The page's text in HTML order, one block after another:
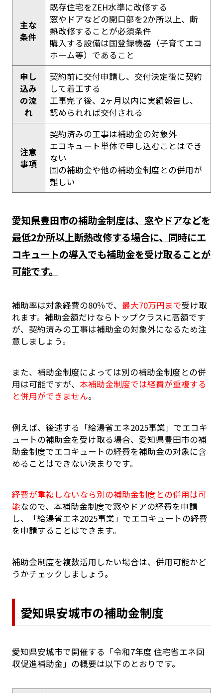
主な
条件
既存住宅をZEH水準に改修する
窓やドアなどの開口部を2か所以上、断
熱改修することが必須条件
購入する設備は国登録機器（子育てエコ
ホーム等）であること
申し
込み
の流
れ
契約前に交付申請し、交付決定後に契約
して着工する
工事完了後、2ヶ月以内に実績報告し、
認められれば交付される
注意
事項
契約済みの工事は補助金の対象外
エコキュート単体で申し込むことはでき
ない
国の補助金や他の補助金制度との併用が
難しい
愛知県豊田市の補助金制度は、窓やドアなどを
最低2か所以上断熱改修する場合に、同時にエ
コキュートの導入でも補助金を受け取ることが
可能です。
補助率は対象経費の80％で、 最大70万円まで受け取
れます。補助金額だけならトップクラスに高額です
が、契約済みの工事は補助金の対象外になるため注
意しましょう。
また、補助金制度によっては別の補助金制度との併
用は可能ですが、 本補助金制度では経費が重複する
と併用ができません。
例えば、後述する「給湯省エネ2025事業」でエコキ
ュートの補助金を受け取る場合、愛知県豊田市の補
助金制度でエコキュートの経費を補助金の対象に含
めることはできない決まりです。
経費が重複しないなら別の補助金制度との併用は可
能なので、本補助金制度で窓やドアの経費を申請
し、「給湯省エネ2025事業」でエコキュートの経費
を申請することはできます。
補助金制度を複数活用したい場合は、併用可能かど
うかチェックしましょう。
愛知県安城市の補助金制度
愛知県安城市で開催する「令和7年度 住宅省エネ回
収促進補助金」の概要は以下のとおりです。